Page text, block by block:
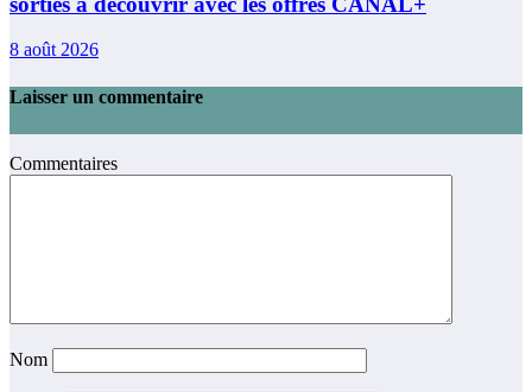
8 août 2026
Laisser un commentaire
Commentaires
Nom